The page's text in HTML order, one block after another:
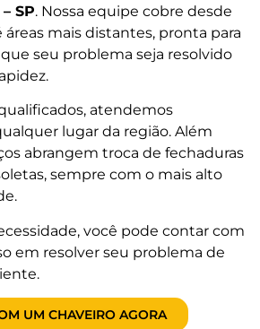
SP. Nossa equipe cobre desde
áreas mais distantes, pronta para
seu problema seja resolvido
atendemos
lugar da região. Além
abrangem troca de fechaduras
sempre com o mais alto
você pode contar com
em resolver seu problema de
UM CHAVEIRO AGORA